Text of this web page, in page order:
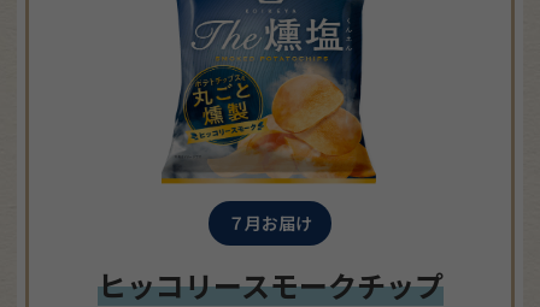
７月お届け
ヒッコリースモークチップ